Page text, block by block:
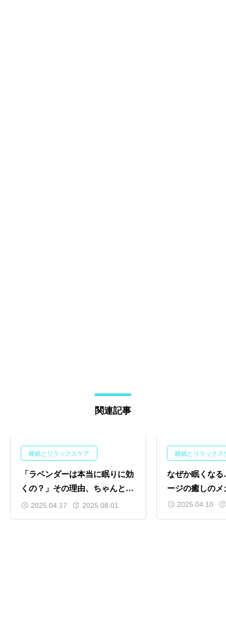
関連記事
睡眠とリラックスケア
「ラベンダーは本当に眠りに効
くの？」その理由、ちゃんと知
ってみませんか？
2025.04.17 2025.08.01
睡眠とリラックス
なぜか眠くな
ージの癒しのメ
2025.04.10